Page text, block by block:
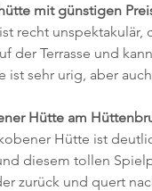
mit günstigen
recht
der Terrasse und
ist sehr urig, aber
Hütte am
Hütte ist
diesem tollen
zurück und quert